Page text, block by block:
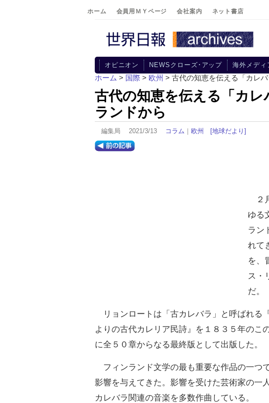
ホーム 会員用ＭＹページ 会社案内 ネット書店
オピニオン NEWSクローズ･アップ 海外メディ
ホーム > 国際 > 欧州 > 古代の知恵を伝える「カレ
古代の知恵を伝える「カ
ランドから
編集局 2021/3/13 コラム ｜ 欧州 [地球だより]
２
ゆる
ラン
れて
を、
ス・
だ。
リョンロートは「古カレバラ」と呼ばれる
よりの古代カレリア民詩』を１８３５年のこ
に全５０章からなる最終版として出版した。
フィンランド文学の最も重要な作品の一つ
影響を与えてきた。影響を受けた芸術家の一
カレバラ関連の音楽を多数作曲している。